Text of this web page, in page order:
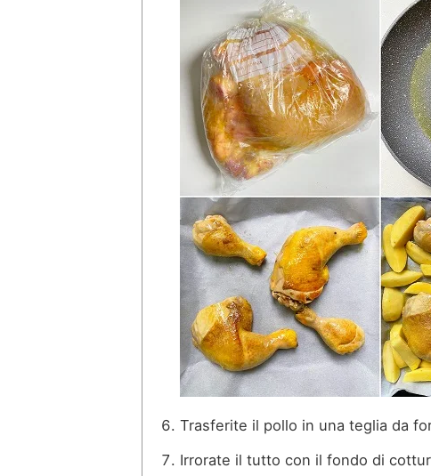
Trasferite il pollo in una teglia da
Irrorate il tutto con il fondo di